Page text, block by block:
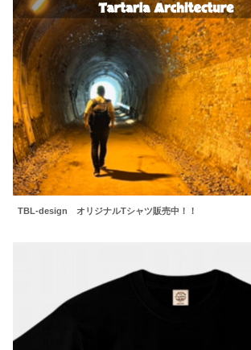
TBL-design オリジナルTシャツ販売中！！